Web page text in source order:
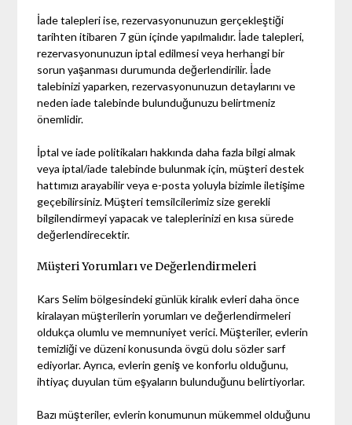
İade talepleri ise, rezervasyonunuzun gerçekleştiği
tarihten itibaren 7 gün içinde yapılmalıdır. İade talepleri,
rezervasyonunuzun iptal edilmesi veya herhangi bir
sorun yaşanması durumunda değerlendirilir. İade
talebinizi yaparken, rezervasyonunuzun detaylarını ve
neden iade talebinde bulunduğunuzu belirtmeniz
önemlidir.
İptal ve iade politikaları hakkında daha fazla bilgi almak
veya iptal/iade talebinde bulunmak için, müşteri destek
hattımızı arayabilir veya e-posta yoluyla bizimle iletişime
geçebilirsiniz. Müşteri temsilcilerimiz size gerekli
bilgilendirmeyi yapacak ve taleplerinizi en kısa sürede
değerlendirecektir.
Müşteri Yorumları ve Değerlendirmeleri
Kars Selim bölgesindeki günlük kiralık evleri daha önce
kiralayan müşterilerin yorumları ve değerlendirmeleri
oldukça olumlu ve memnuniyet verici. Müşteriler, evlerin
temizliği ve düzeni konusunda övgü dolu sözler sarf
ediyorlar. Ayrıca, evlerin geniş ve konforlu olduğunu,
ihtiyaç duyulan tüm eşyaların bulunduğunu belirtiyorlar.
Bazı müşteriler, evlerin konumunun mükemmel olduğunu